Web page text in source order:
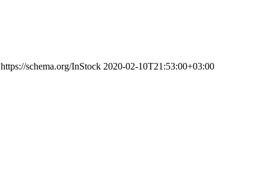
https://schema.org/InStock 2020-02-10T21:53:00+03:00